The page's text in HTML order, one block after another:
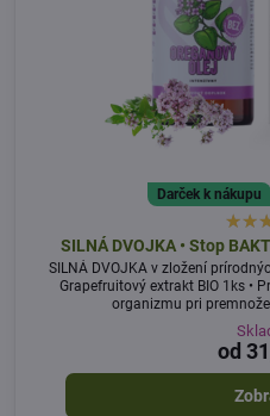
Darček k nákupu
SILNÁ DVOJKA • Stop
SILNÁ DVOJKA v zložení
Grapefruitový extrakt BIO 1ks •
organizmu pri
od